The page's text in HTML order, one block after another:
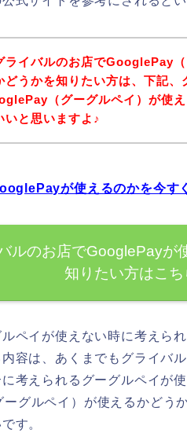
ライバルのお店でGooglePay
どうかを知りたい方は、下記、
（グーグルペイ）が使
いと思いますよ♪
が使えるのかを今す
ルのお店でGooglePayが
知りたい方はこち
ペイが使えない時に考えら
容は、あくまでもグライバ
考えられるグーグルペイが
グルペイ）が使えるかどう
す。